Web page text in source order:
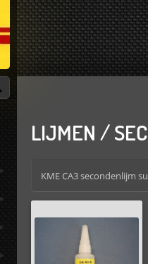
LIJMEN /
KME CA3 secondenlijm